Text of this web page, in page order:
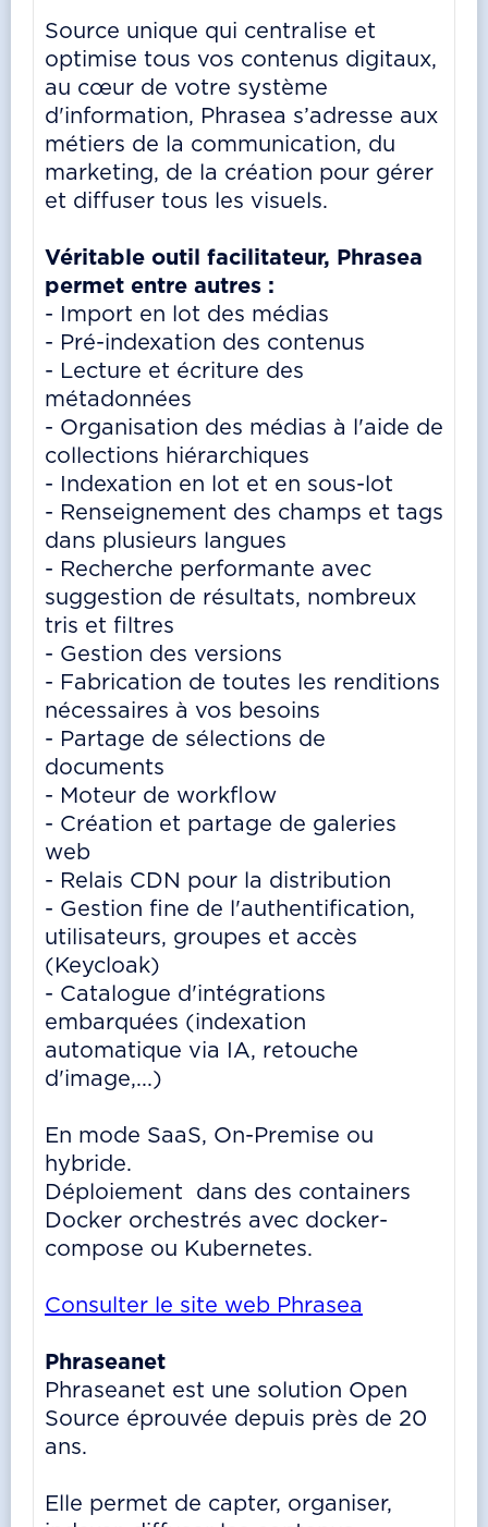
Source unique qui centralise et
optimise tous vos contenus digitaux,
au cœur de votre système
d'information, Phrasea s’adresse aux
métiers de la communication, du
marketing, de la création pour gérer
et diffuser tous les visuels.
Véritable outil facilitateur, Phrasea
permet entre autres :
- Import en lot des médias
- Pré-indexation des contenus
- Lecture et écriture des
métadonnées
- Organisation des médias à l'aide de
collections hiérarchiques
- Indexation en lot et en sous-lot
- Renseignement des champs et tags
dans plusieurs langues
- Recherche performante avec
suggestion de résultats, nombreux
tris et filtres
- Gestion des versions
- Fabrication de toutes les renditions
nécessaires à vos besoins
- Partage de sélections de
documents
- Moteur de workflow
- Création et partage de galeries
web
- Relais CDN pour la distribution
- Gestion fine de l'authentification,
utilisateurs, groupes et accès
(Keycloak)
- Catalogue d'intégrations
embarquées (indexation
automatique via IA, retouche
d'image,...)
En mode SaaS, On-Premise ou
hybride.
Déploiement dans des containers
Docker orchestrés avec docker-
compose ou Kubernetes.
Consulter le site web Phrasea
Phraseanet
Phraseanet est une solution Open
Source éprouvée depuis près de 20
ans.
Elle permet de capter, organiser,